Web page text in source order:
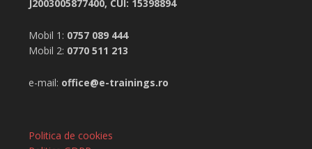
J2003005877400, CUI: 15398894
Mobil 1: 0757 089 444
Mobil 2: 0770 511 213
e-mail: office@e-trainings.ro
Politica de cookies